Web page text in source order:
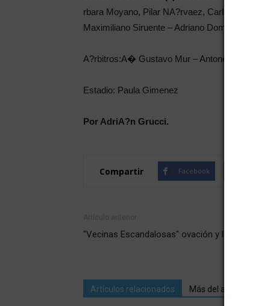
rbara Moyano, Pilar NA?rvaez, Carla
Maximiliano Siruente – Adriano Domici
A?rbitros:A� Gustavo Mur – Antonella
Estadio: Paula Gimenez
Por AdriA?n Grucci.
Compartir Facebook
"Vecinas Escandalosas" ovación y lleno total
Artículos relacionados Más del autor